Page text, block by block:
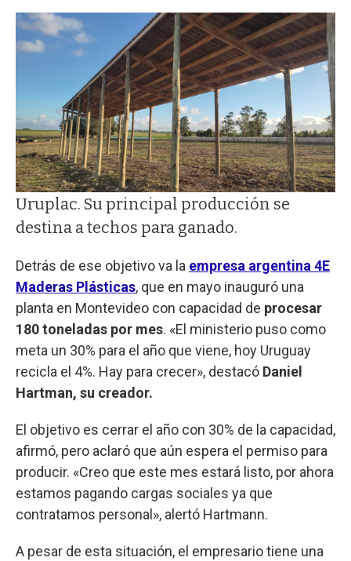
Uruplac. Su principal producción se
destina a techos para ganado.
Detrás de ese objetivo va la empresa argentina 4E
Maderas Plásticas, que en mayo inauguró una
planta en Montevideo con capacidad de procesar
180 toneladas por mes. «El ministerio puso como
meta un 30% para el año que viene, hoy Uruguay
recicla el 4%. Hay para crecer», destacó Daniel
Hartman, su creador.
El objetivo es cerrar el año con 30% de la capacidad,
afirmó, pero aclaró que aún espera el permiso para
producir. «Creo que este mes estará listo, por ahora
estamos pagando cargas sociales ya que
contratamos personal», alertó Hartmann.
A pesar de esta situación, el empresario tiene una